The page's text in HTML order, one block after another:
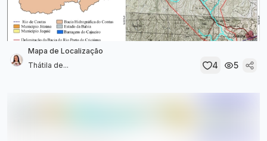
Mapa de Localização
Thátila de...
4 5